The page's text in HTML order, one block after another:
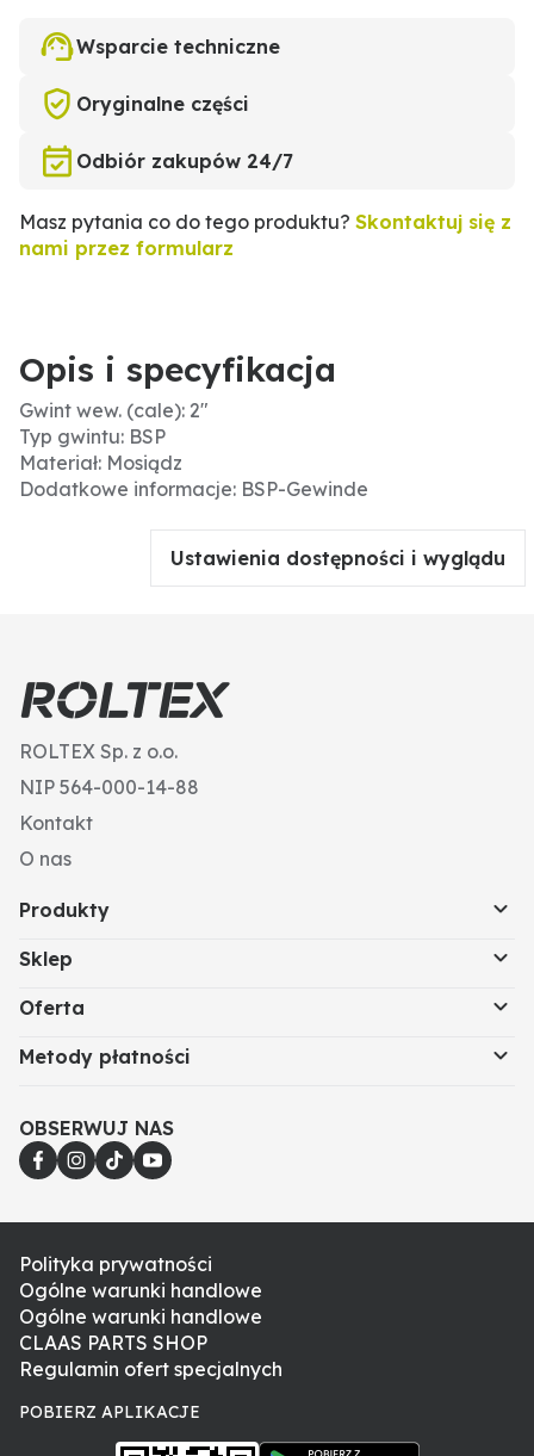
Wsparcie techniczne
Oryginalne części
Odbiór zakupów 24/7
Masz pytania co do tego produktu? Skontaktuj się z
nami przez formularz
Opis i specyfikacja
Gwint wew. (cale): 2"
Typ gwintu: BSP
Materiał: Mosiądz
Dodatkowe informacje: BSP-Gewinde
Ustawienia dostępności i wyglądu
ROLTEX Sp. z o.o.
NIP 564-000-14-88
Kontakt
O nas
Produkty
Sklep
Oferta
Metody płatności
OBSERWUJ NAS
Polityka prywatności
Ogólne warunki handlowe
Ogólne warunki handlowe
CLAAS PARTS SHOP
Regulamin ofert specjalnych
POBIERZ APLIKACJE